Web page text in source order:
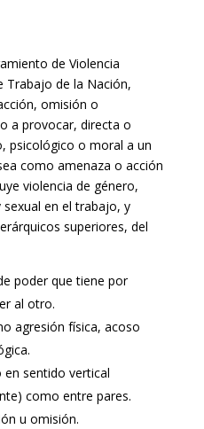
de Violencia
Trabajo de la Nación,
omisión o
a provocar, directa o
psicológico o moral a un
como amenaza o acción
violencia de género,
en el trabajo, y
superiores, del
poder que tiene por
al otro.
agresión física, acoso
sentido vertical
como entre pares.
u omisión.